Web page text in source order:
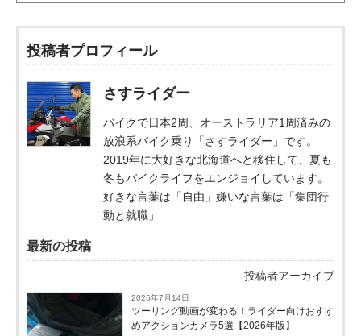
投稿者プロフィール
さすライダー
バイクで日本2周、オーストラリア1周済みの
放浪系バイク乗り「さすライダー」です。
2019年に大好きな北海道へと移住して、夏も
冬もバイクライフをエンジョイしています。
好きな言葉は「自由」嫌いな言葉は「集団行
動と就職」
最新の投稿
投稿者アーカイブ
2026年7月14日
ツーリング動画が変わる！ライダー向けおすす
めアクションカメラ5選【2026年版】